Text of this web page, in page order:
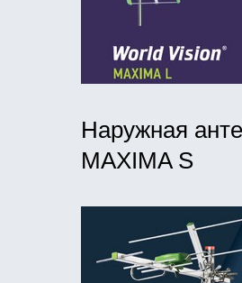
Наружная
MAXIMA S